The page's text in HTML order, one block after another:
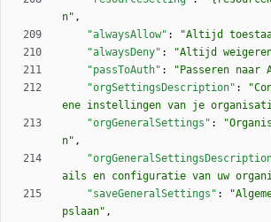
n" ,
"alwaysAllow" : "Altijd
"alwaysDeny" : "Altijd
"passToAuth" : "Passeren naar
"orgSettingsDescription" :
ene instellingen van je
"orgGeneralSettings" :
n" ,
ails en configuratie van uw
"saveGeneralSettings" :
pslaan" ,